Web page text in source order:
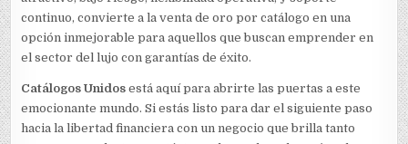
continuo, convierte a la venta de oro por catálogo en una
opción inmejorable para aquellos que buscan emprender en
el sector del lujo con garantías de éxito.
Catálogos Unidos está aquí para abrirte las puertas a este
emocionante mundo. Si estás listo para dar el siguiente paso
hacia la libertad financiera con un negocio que brilla tanto